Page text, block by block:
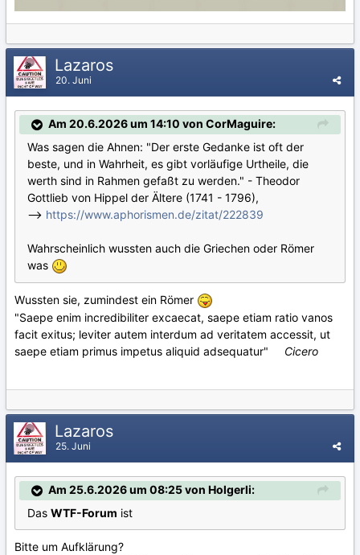
Lazaros
20. Juni
Am 20.6.2026 um 14:10 von CorMaguire:
Was sagen die Ahnen: "Der erste Gedanke ist oft der
beste, und in Wahrheit, es gibt vorläufige Urtheile, die
werth sind in Rahmen gefaßt zu werden." - Theodor
Gottlieb von Hippel der Ältere (1741 - 1796),
--> https://www.aphorismen.de/zitat/222839
Wahrscheinlich wussten auch die Griechen oder Römer
was
Wussten sie, zumindest ein Römer
"Saepe enim incredibiliter excaecat, saepe etiam ratio vanos
facit exitus; leviter autem interdum ad veritatem accessit, ut
saepe etiam primus impetus aliquid adsequatur" Cicero
Lazaros
25. Juni
Am 25.6.2026 um 08:25 von Holgerli:
Das WTF-Forum ist
Bitte um Aufklärung?